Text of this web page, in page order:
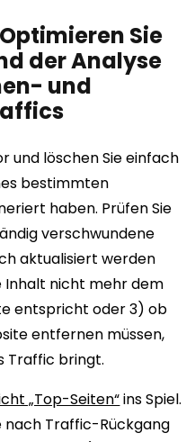
Sie
der Analyse
und
und löschen Sie einfach
bestimmten
haben. Prüfen Sie
verschwundene
aktualisiert werden
Inhalt nicht mehr dem
entspricht oder 3) ob
entfernen müssen,
Traffic bringt.
„Top-Seiten“ins Spiel.
nach Traffic-Rückgang